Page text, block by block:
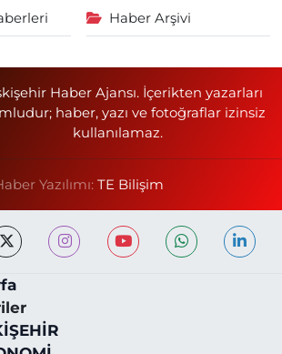
Haber Arşivi
Haber Ajansı. İçerikten yazarları
haber, yazı ve fotoğraflar izinsiz
kullanılamaz.
Yazılımı: TE Bilişim